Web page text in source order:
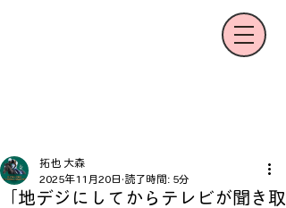
「地デジにしてからテレビが聞き取
拓也 大森
2025年11月20日 読了時間: 5分